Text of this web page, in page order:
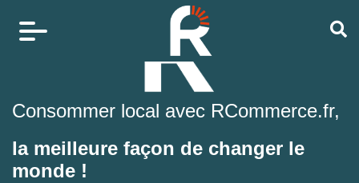
Consommer local avec RCommerce.fr,
la meilleure façon de changer le
monde !